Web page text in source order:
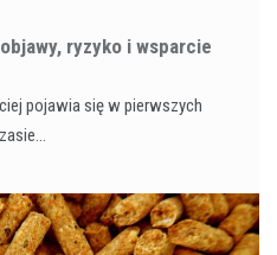
ryzyko i wsparcie
pojawia się w pierwszych